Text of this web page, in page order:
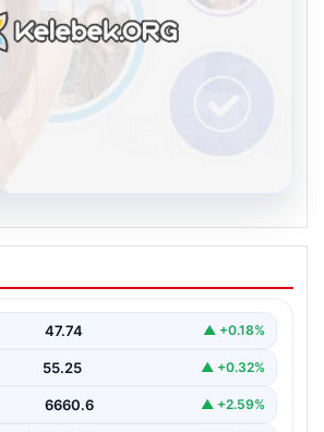
İle Sanal İletişimin Seviyeli
Deneyimi
önem ifade etmektedir. Güncel…
47.74 ▲ +0.18%
55.25 ▲ +0.32%
6660.6 ▲ +2.59%